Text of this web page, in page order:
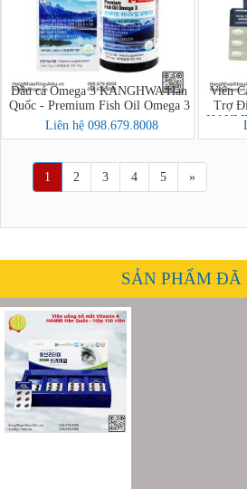
Dầu cá Omega 3 KANGHWA Hàn
Quốc - Premium Fish Oil Omega 3
Liên hệ 098.679.8008
Viên
Trợ
HANMI
1 2 3 4 5 »
SẢN PHẨM ĐÃ